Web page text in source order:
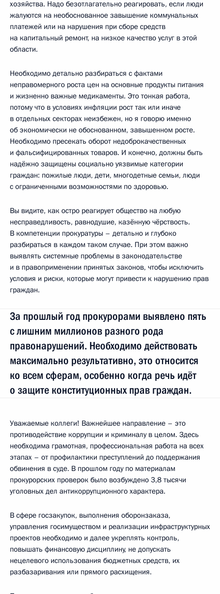
хозяйства. Надо безотлагательно реагировать, если люди
жалуются на необоснованное завышение коммунальных
платежей или на нарушения при сборе средств
на капитальный ремонт, на низкое качество услуг в этой
области.
Необходимо детально разбираться с фактами
неправомерного роста цен на основные продукты питания
и жизненно важные медикаменты. Это тонкая работа,
потому что в условиях инфляции рост так или иначе
в отдельных секторах неизбежен, но я говорю именно
об экономически не обоснованном, завышенном росте.
Необходимо пресекать оборот недоброкачественных
и фальсифицированных товаров. И конечно, должны быть
надёжно защищены социально уязвимые категории
граждан: пожилые люди, дети, многодетные семьи, люди
с ограниченными возможностями по здоровью.
Вы видите, как остро реагирует общество на любую
несправедливость, равнодушие, казённую чёрствость.
В компетенции прокуратуры – детально и глубоко
разбираться в каждом таком случае. При этом важно
выявлять системные проблемы в законодательстве
и в правоприменении принятых законов, чтобы исключить
условия и риски, которые могут привести к нарушению прав
граждан.
За прошлый год прокурорами выявлено пять
с лишним миллионов разного рода
правонарушений. Необходимо действовать
максимально результативно, это относится
ко всем сферам, особенно когда речь идёт
о защите конституционных прав граждан.
Уважаемые коллеги! Важнейшее направление – это
противодействие коррупции и криминалу в целом. Здесь
необходима грамотная, профессиональная работа на всех
этапах – от профилактики преступлений до поддержания
обвинения в суде. В прошлом году по материалам
прокурорских проверок было возбуждено 3,8 тысячи
уголовных дел антикоррупционного характера.
В сфере госзакупок, выполнения оборонзаказа,
управления госимуществом и реализации инфраструктурных
проектов необходимо и далее укреплять контроль,
повышать финансовую дисциплину, не допускать
нецелевого использования бюджетных средств, их
разбазаривания или прямого расхищения.